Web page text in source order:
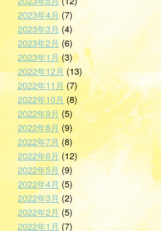
2023年4月 (7)
2023年3月 (4)
2023年2月(6)
2023年1月(3)
2022年12月(13)
2022年11月(7)
2022年10月 (8)
2022年9月 (5)
2022年8月 (9)
2022年7月(8)
2022年6月(12)
2022年5月 (9)
2022年4月 (5)
2022年3月 (2)
2022年2月(5)
2022年1月 (7)